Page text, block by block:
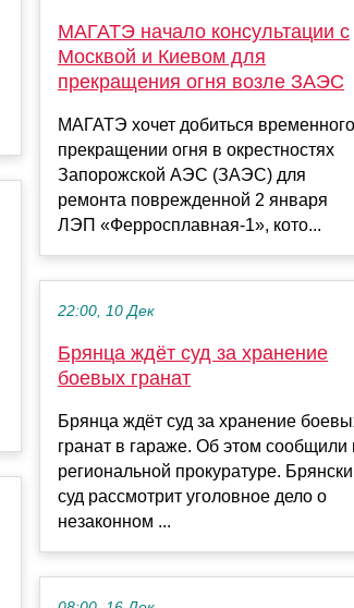
МАГАТЭ начало консультации с
Москвой и Киевом для
прекращения огня возле ЗАЭС
МАГАТЭ хочет добиться временного
прекращении огня в окрестностях
Запорожской АЭС (ЗАЭС) для
ремонта поврежденной 2 января
ЛЭП «Ферросплавная-1», кото...
22:00, 10 Дек
Брянца ждёт суд за хранение
боевых гранат
Брянца ждёт суд за хранение
гранат в гараже. Об этом сообщили
региональной прокуратуре.
суд рассмотрит уголовное дело о
незаконном ...